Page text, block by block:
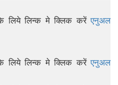
के लिये लिन्क मे क्लिक करेंएनुअल
के लिये लिन्क मे क्लिक करेंएनुअल